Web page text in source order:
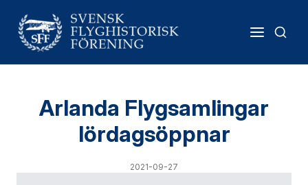
Arlanda Flygsamlingar
lördagsöppnar
2021-09-27